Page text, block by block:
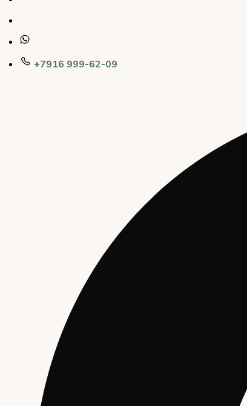
+7916 999-62-09